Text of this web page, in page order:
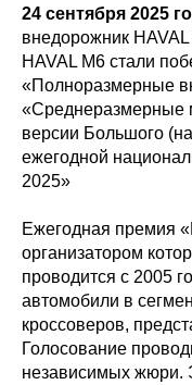
24 сентября 2025
внедорожник
HAVAL M6 стали
«Полноразмерные
«Среднеразмерные
версии Большого
ежегодной
2025»
Ежегодная премия
организатором
проводится с 2005
автомобили в
кроссоверов,
Голосование
независимых жюри.